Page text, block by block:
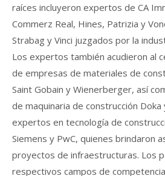
raíces incluyeron expertos de CA
Commerz Real, Hines, Patrizia y
Strabag y Vinci juzgados por la
Los expertos también acudieron al
de empresas de materiales de
Saint Gobain y Wienerberger, así
de maquinaria de construcción
expertos en tecnología de
Siemens y PwC, quienes brindaron
proyectos de infraestructuras. Los
respectivos campos de